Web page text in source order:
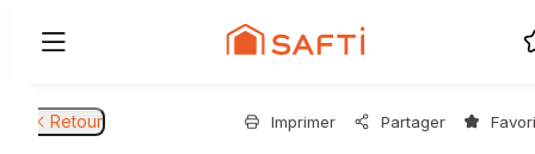
Retour Imprimer Partager